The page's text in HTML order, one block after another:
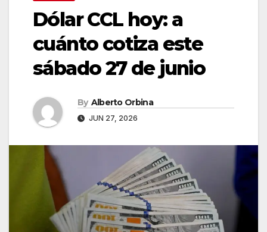
Dólar CCL hoy: a
cuánto cotiza este
sábado 27 de junio
By Alberto Orbina
JUN 27, 2026